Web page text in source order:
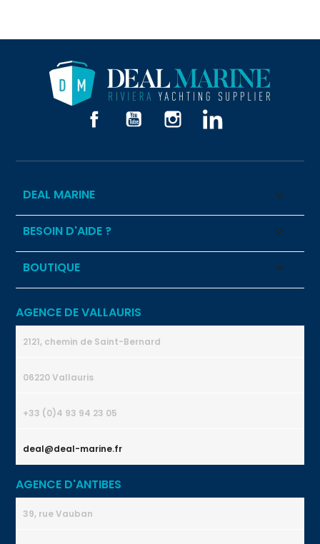
FacebookYouTube Instagram
DEAL MARINE 
BESOIN D'AIDE ? 
BOUTIQUE 
AGENCE DE VALLAURIS
2121, chemin de Saint-Bernard
06220 Vallauris
+33 (0)4 93 94 23 05
deal@deal-marine.fr
AGENCE D'ANTIBES
39, rue Vauban